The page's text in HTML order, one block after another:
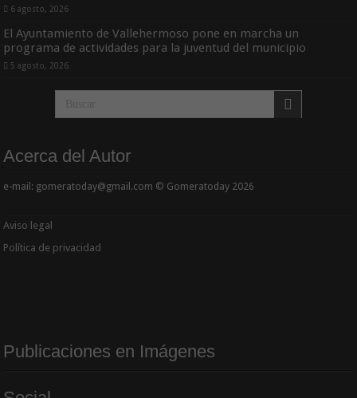
6 agosto, 2026
El Ayuntamiento de Vallehermoso pone en marcha un
programa de actividades para la juventud del municipio
5 agosto, 2026
Acerca del Autor
e-mail: gomeratoday@gmail.com © Gomeratoday 2026
Aviso legal
Política de privacidad
Publicaciones en Imágenes